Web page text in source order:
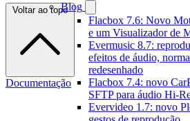
Blog
Flacbox 7.6: Novo
e um Visualizador de
Evermusic 8.7:
efeitos de áudio,
redesenhado
Flacbox 7.4: novo
SFTP para áudio Hi-
Evervideo 1.7: novo
Voltar ao topo
Documentação